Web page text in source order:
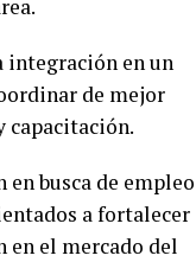
integración en un
de mejor
capacitación.
busca de empleo
a fortalecer
en el mercado del